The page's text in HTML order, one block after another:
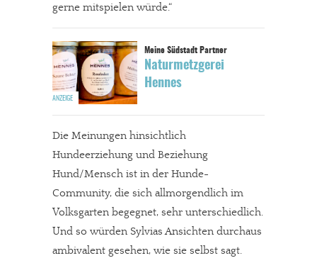
gerne mitspielen würde.“
Naturmetzgerei
Hennes
Die Meinungen hinsichtlich
Hundeerziehung und Beziehung
Hund/Mensch ist in der Hunde-
Community, die sich allmorgendlich im
Volksgarten begegnet, sehr unterschiedlich.
Und so würden Sylvias Ansichten durchaus
ambivalent gesehen, wie sie selbst sagt.